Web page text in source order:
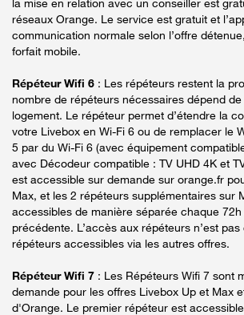
réseaux Orange. Le service est gratuit et
communication normale selon l’offre
forfait mobile.
Répéteur Wifi 6 : Les répéteurs restent la
nombre de répéteurs nécessaires dépend
logement. Le répéteur permet d’étendre la
votre Livebox en Wi-Fi 6 ou de remplacer le
5 par du Wi-Fi 6 (avec équipement
avec Décodeur compatible : TV UHD 4K et
est accessible sur demande sur orange.fr
Max, et les 2 répéteurs supplémentaires sur
accessibles de manière séparée chaque
précédente. L’accès aux répéteurs n’est
répéteurs accessibles via les autres offres.
Répéteur Wifi 7 : Les Répéteurs Wifi 7 sont
demande pour les offres Livebox Up et Max
d'Orange. Le premier répéteur est